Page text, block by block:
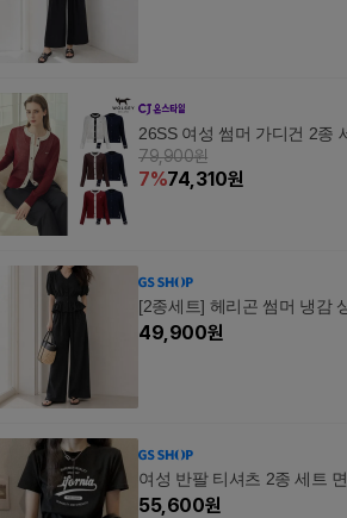
26SS 여성 썸머 가디건 2종
79,900원
7%74,310원
[2종세트] 헤리곤 썸머 냉감
49,900원
여성 반팔 티셔츠 2종 세트
55,600원